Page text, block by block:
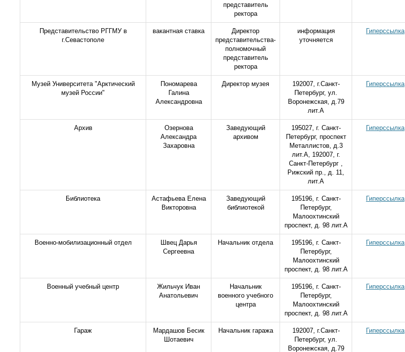
представитель
ректора
Представительство РГГМУ в
г.Севастополе
вакантная ставка
Директор
представительства-
полномочный
представитель
ректора
информация
уточняется
Гиперссылка
Музей Университета "Арктический
музей России"
Пономарева
Галина
Александровна
Директор музея
192007, г.Санкт-
Петербург, ул.
Воронежская, д.79
лит.А
Гиперссылка
Архив
Озернова
Александра
Захаровна
Заведующий
архивом
195027, г. Санкт-
Петербург, проспект
Металлистов, д.3
лит.А, 192007, г.
Санкт-Петербург ,
Рижский пр., д. 11,
лит.А
Гиперссылка
Библиотека
Астафьева Елена
Викторовна
Заведующий
библиотекой
195196, г. Санкт-
Петербург,
Малоохтинский
проспект, д. 98 лит.А
Гиперссылка
Военно-мобилизационный отдел
Швец Дарья
Сергеевна
Начальник отдела
195196, г. Санкт-
Петербург,
Малоохтинский
проспект, д. 98 лит.А
Гиперссылка
Военный учебный центр
Жильчук Иван
Анатольевич
Начальник
военного учебного
центра
195196, г. Санкт-
Петербург,
Малоохтинский
проспект, д. 98 лит.А
Гиперссылка
Гараж
Мардашов Бесик
Шотаевич
Начальник гаража
192007, г.Санкт-
Петербург, ул.
Воронежская, д.79
Гиперссылка